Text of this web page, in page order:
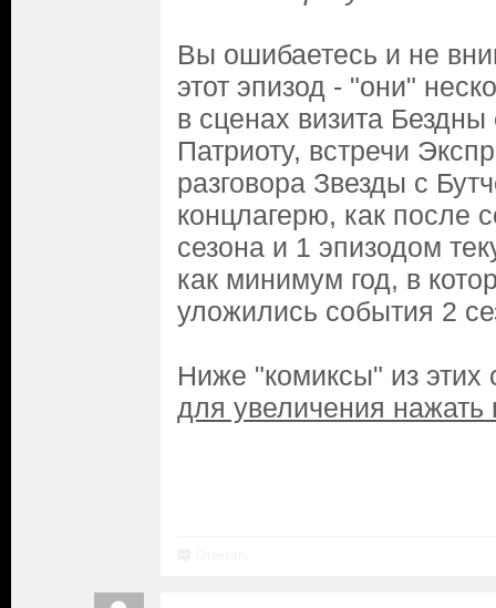
Вы ошибаетесь и не
этот эпизод - "они"
в сценах визита
Патриоту, встречи
разговора Звезды с
концлагерю, как после
сезона и 1 эпизодом
как минимум год, в
уложились события 2
Ниже "комиксы" из этих
для увеличения нажать